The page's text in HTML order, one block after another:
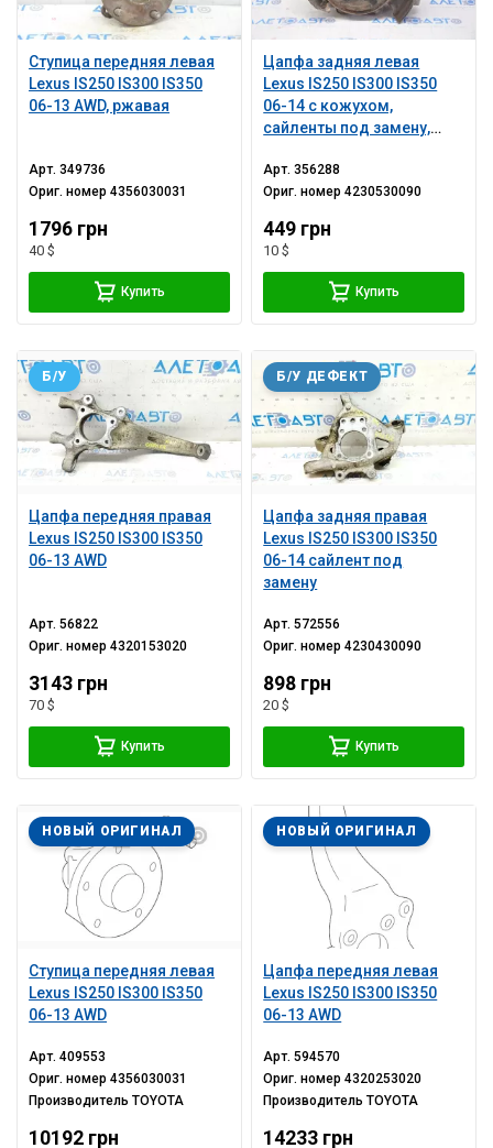
Ступица передняя левая
Lexus IS250 IS300 IS350
06-13 AWD, ржавая
Арт.349736
Ориг. номер4356030031
1796 грн
40 $
Купить
Цапфа задняя левая
Lexus IS250 IS300 IS350
06-14 с кожухом,
сайленты под замену,
Арт.356288
Ориг. номер4230530090
449 грн
10 $
Купить
Цапфа передняя правая
Lexus IS250 IS300 IS350
06-13 AWD
Б/У
Арт.56822
Ориг. номер4320153020
3143 грн
70 $
Купить
Цапфа задняя правая
Lexus IS250 IS300 IS350
06-14 сайлент под
замену
Б/У ДЕФЕКТ
Арт.572556
Ориг. номер4230430090
898 грн
20 $
Купить
Ступица передняя левая
Lexus IS250 IS300 IS350
06-13 AWD
НОВЫЙ ОРИГИНАЛ
Арт.409553
Ориг. номер4356030031
ПроизводительTOYOTA
10192 грн
Цапфа передняя левая
Lexus IS250 IS300 IS350
06-13 AWD
НОВЫЙ ОРИГИНАЛ
Арт.594570
Ориг. номер4320253020
ПроизводительTOYOTA
14233 грн